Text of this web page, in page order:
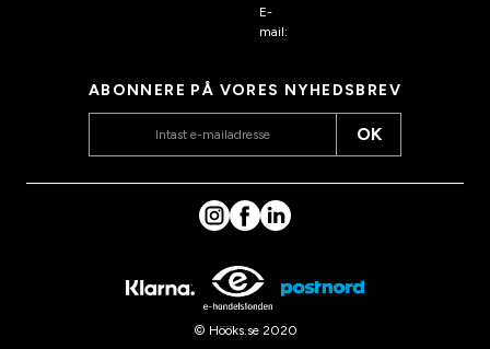
E-
mail:
ABONNERE PÅ VORES NYHEDSBREV
OK
© Hööks.se 2020